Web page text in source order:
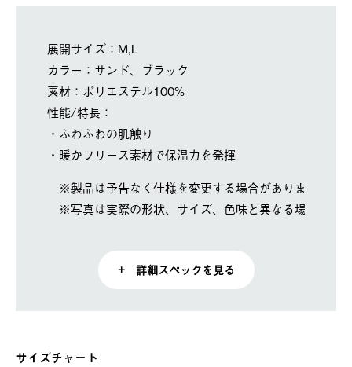
展開サイズ：M,L
カラー：サンド、ブラック
素材：ポリエステル100%
性能/特長：
・ふわふわの肌触り
・暖かフリース素材で保温力を発揮
※製品は予告なく仕様を変更する場合があります。
※写真は実際の形状、サイズ、色味と異なる場合があ
+ 詳細スペックを見る
サイズチャート